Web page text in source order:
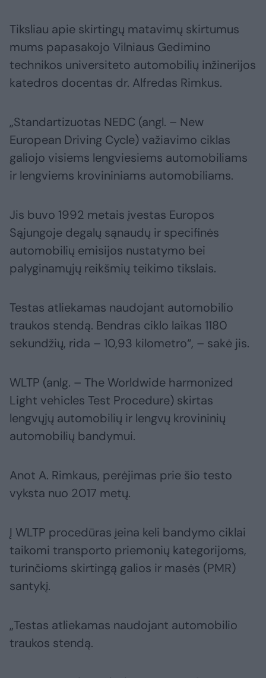
Tiksliau apie skirtingų matavimų skirtumus
mums papasakojo Vilniaus Gedimino
technikos universiteto automobilių inžinerijos
katedros docentas dr. Alfredas Rimkus.
„Standartizuotas NEDC (angl. – New
European Driving Cycle) važiavimo ciklas
galiojo visiems lengviesiems automobiliams
ir lengviems krovininiams automobiliams.
Jis buvo 1992 metais įvestas Europos
Sąjungoje degalų sąnaudų ir specifinės
automobilių emisijos nustatymo bei
palyginamųjų reikšmių teikimo tikslais.
Testas atliekamas naudojant automobilio
traukos stendą. Bendras ciklo laikas 1180
sekundžių, rida – 10,93 kilometro“, – sakė jis.
WLTP (anlg. – The Worldwide harmonized
Light vehicles Test Procedure) skirtas
lengvųjų automobilių ir lengvų krovininių
automobilių bandymui.
Anot A. Rimkaus, perėjimas prie šio testo
vyksta nuo 2017 metų.
Į WLTP procedūras įeina keli bandymo ciklai
taikomi transporto priemonių kategorijoms,
turinčioms skirtingą galios ir masės (PMR)
santykį.
„Testas atliekamas naudojant automobilio
traukos stendą.